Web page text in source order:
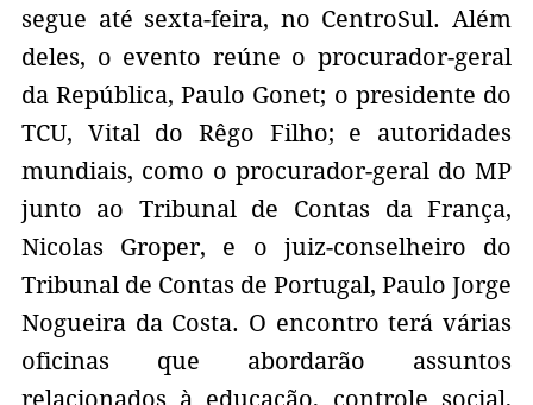
segue até sexta-feira, no CentroSul. Além
deles, o evento reúne o procurador-geral
da República, Paulo Gonet; o presidente do
TCU, Vital do Rêgo Filho; e autoridades
mundiais, como o procurador-geral do MP
junto ao Tribunal de Contas da França,
Nicolas Groper, e o juiz-conselheiro do
Tribunal de Contas de Portugal, Paulo Jorge
Nogueira da Costa. O encontro terá várias
oficinas que abordarão assuntos
relacionados à educação, controle social,